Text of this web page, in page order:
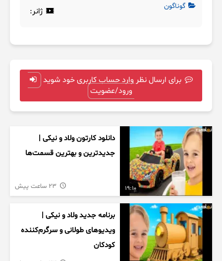
گوناگون ژانر:
برای ارسال نظر وارد حساب کاربری خود شوید
ورود/عضویت
19:10
دانلود کارتون ولاد و نیکی |
جدیدترین و بهترین قسمت‌ها
برنامه جدید ولاد و نیکی |
ویدیوهای طولانی و سرگرم‌کننده
کودکان